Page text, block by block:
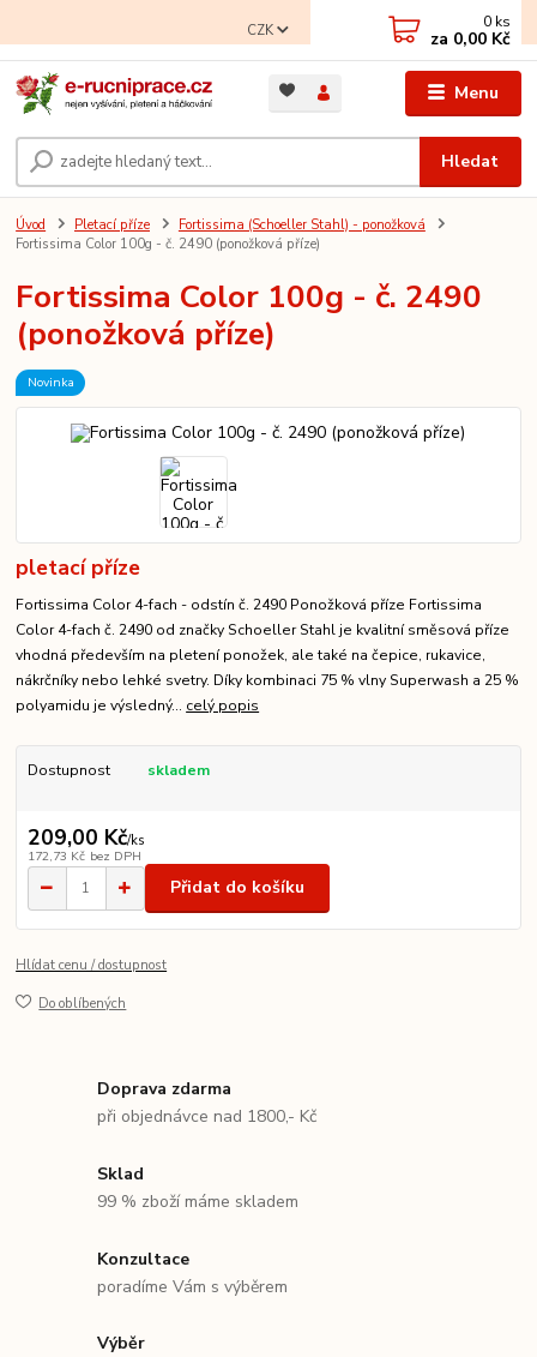
Menu
CZK
Hledat
0 ks
za 0,00 Kč
Úvod Pletací příze
Fortissima (Schoeller Stahl) - ponožková
Fortissima Color 100g - č. 2490 (ponožková příze)
Fortissima Color 100g - č. 2490
(ponožková příze)
Novinka
pletací příze
Fortissima Color 4-fach - odstín č. 2490 Ponožková příze Fortissima
Color 4-fach č. 2490 od značky Schoeller Stahl je kvalitní směsová příze
vhodná především na pletení ponožek, ale také na čepice, rukavice,
nákrčníky nebo lehké svetry. Díky kombinaci 75 % vlny Superwash a 25 %
polyamidu je výsledný... celý popis
Dostupnost skladem
209,00 Kč/ks
172,73 Kč bez DPH
Přidat do košíku
Hlídat cenu / dostupnost
Do oblíbených
Doprava zdarma
při objednávce nad 1800,- Kč
Sklad
99 % zboží máme skladem
Konzultace
poradíme Vám s výběrem
Výběr